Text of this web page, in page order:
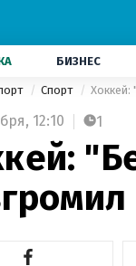
БИЗНЕС
Спорт Хоккей:
12:10 1